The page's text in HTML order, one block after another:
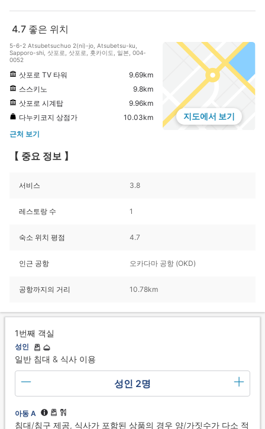
4.7 좋은 위치
5-6-2 Atsubetsuchuo 2(ni)-jo, Atsubetsu-ku,
Sapporo-shi, 삿포로, 삿포로, 홋카이도, 일본, 004-
0052
삿포로 TV 타워
9.69km
스스키노
9.8km
삿포로 시계탑
9.96km
다누키코지 상점가
10.03km
근처 보기
지도에서 보기
【 중요 정보 】
서비스 3.8
레스토랑 수 1
숙소 위치 평점 4.7
인근 공항 오카다마 공항 (OKD)
공항까지의 거리 10.78km
1번째 객실
성인
일반 침대 & 식사 이용
성인 2명
아동 A
침대/침구 제공, 식사가 포함된 상품의 경우 양/가짓수가 다소 적